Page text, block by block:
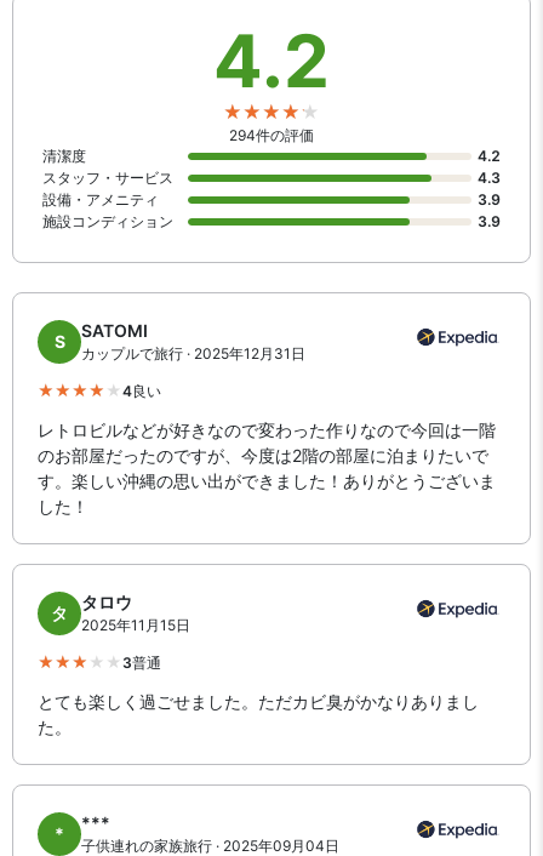
4.2
294件の評価
清潔度
4.2
スタッフ・サービス
4.3
設備・アメニティ
3.9
施設コンディション
3.9
S
SATOMI
カップルで旅行 · 2025年12月31日
4良い
レトロビルなどが好きなので変わった作りなので今回は一階
のお部屋だったのですが、今度は2階の部屋に泊まりたいで
す。楽しい沖縄の思い出ができました！ありがとうございま
した！
タ
タロウ
2025年11月15日
3普通
とても楽しく過ごせました。ただカビ臭がかなりありまし
た。
*
***
子供連れの家族旅行 · 2025年09月04日